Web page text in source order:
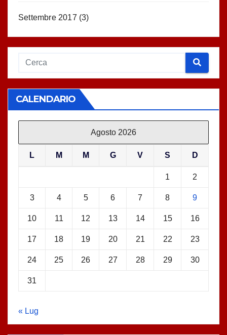
Settembre 2017 (3)
CALENDARIO
Agosto 2026
L M M G V S D
1 2
3 4 5 6 7 8 9
10 11 12 13 14 15 16
17 18 19 20 21 22 23
24 25 26 27 28 29 30
31
« Lug